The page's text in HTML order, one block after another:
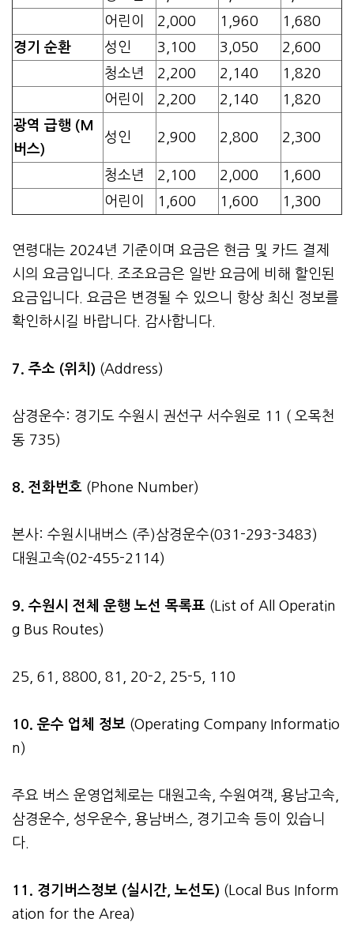
어린이
2,000 1,960
1,680
경기 순환
성인 3,100 3,050
2,600
청소년
2,200 2,140
1,820
어린이
2,200 2,140
1,820
광역 급행 (M
버스)
성인 2,900 2,800 2,300
청소년 2,100 2,000
1,600
어린이
1,600 1,600 1,300
연령대는 2024년 기준이며 요금은 현금 및 카드 결제
시의 요금입니다. 조조요금은 일반 요금에 비해 할인된
요금입니다. 요금은 변경될 수 있으니 항상 최신 정보를
확인하시길 바랍니다. 감사합니다.
7. 주소 (위치) (Address)
삼경운수: 경기도 수원시 권선구 서수원로 11 ( 오목천
동 735)
8. 전화번호 (Phone Number)
본사: 수원시내버스 (주)삼경운수(031-293-3483)
대원고속(02-455-2114)
9. 수원시 전체 운행 노선 목록표 (List of All Operatin
g Bus Routes)
25, 61, 8800, 81, 20-2, 25-5, 110
10. 운수 업체 정보 (Operating Company Informatio
n)
주요 버스 운영업체로는 대원고속, 수원여객, 용남고속,
삼경운수, 성우운수, 용남버스, 경기고속 등이 있습니
다.
11. 경기버스정보 (실시간, 노선도) (Local Bus Inform
ation for the Area)